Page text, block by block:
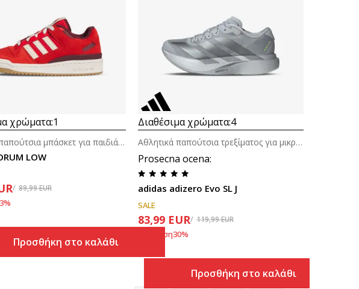
χρώματα:1
LOW
Αθλητικά παπούτσια μπάσκετ για παιδιά (4-7ε.)
89,99EUR
%
Προσθήκη στο καλάθι
Διαθέσιμα χρώματα:4
Prosecna ocena:
adidas adizero Evo SL J
Αθλητικά παπούτσια τρεξίματος για μικρά παιδιά
SALE
83,99 EUR 119,99EUR
Έκπτωση30%
Προσθήκη στο καλάθι